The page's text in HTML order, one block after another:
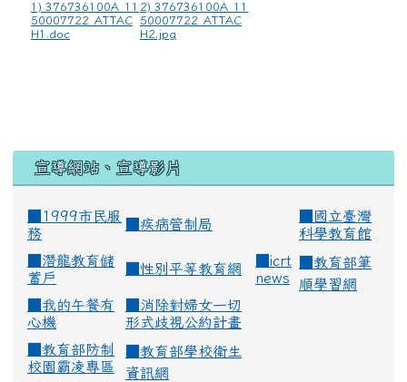
1) 376736100A_11
50007722_ATTAC
H1.doc
2) 376736100A_11
50007722_ATTAC
H2.jpg
宣導網站、宣導影片
■1999市民服
務
疾病管制局
國立臺灣
科學教育館
潛龍教育儲
蓄戶
性別平等教育網
icrt
news
教育部筆
順學習網
我的午餐有
心機
消除對婦女一切
形式歧視公約計畫
教育部防制
校園霸凌專區
教育部學校衛生
資訊網